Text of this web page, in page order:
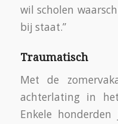
wil scholen
bij staat.”
Traumatisch
Met de
achterlating in
Enkele